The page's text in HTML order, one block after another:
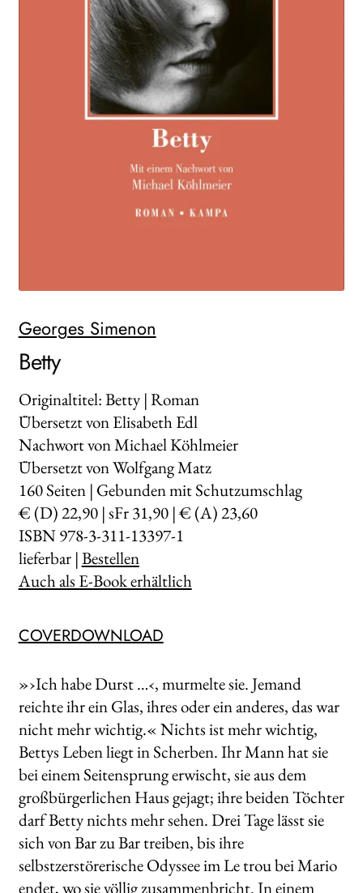
WEITERE VERLAGE
Georges Simenon
Betty
Originaltitel: Betty | Roman
Übersetzt von Elisabeth Edl
Nachwort von Michael Köhlmeier
Übersetzt von Wolfgang Matz
160Seiten | Gebunden mit Schutzumschlag
€ (D) 22,90 | sFr 31,90 | € (A) 23,60
ISBN 978-3-311-13397-1
lieferbar |Bestellen
Auch als E-Book erhältlich
COVERDOWNLOAD
»›Ich habe Durst …‹, murmelte sie. Jemand
reichte ihr ein Glas, ihres oder ein anderes, das war
nicht mehr wichtig.« Nichts ist mehr wichtig,
Bettys Leben liegt in Scherben. Ihr Mann hat sie
bei einem Seitensprung erwischt, sie aus dem
großbürgerlichen Haus gejagt; ihre beiden Töchter
darf Betty nichts mehr sehen. Drei Tage lässt sie
sich von Bar zu Bar treiben, bis ihre
selbstzerstörerische Odyssee im Le trou bei Mario
endet, wo sie völlig zusammenbricht. In einem